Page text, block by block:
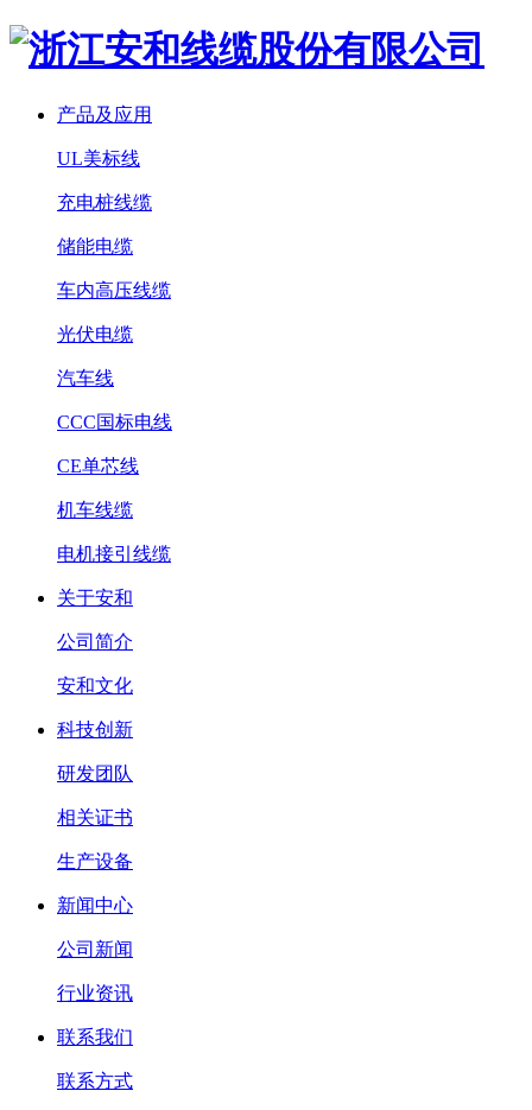
产品及应用
UL美标线
充电桩线缆
储能电缆
车内高压线缆
光伏电缆
汽车线
CCC国标电线
CE单芯线
机车线缆
电机接引线缆
关于安和
公司简介
安和文化
科技创新
研发团队
相关证书
生产设备
新闻中心
公司新闻
行业资讯
联系我们
联系方式